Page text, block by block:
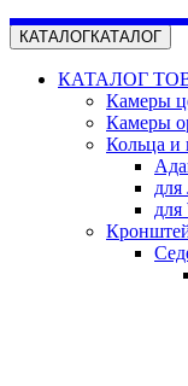
КАТАЛОГКАТАЛОГ
КАТАЛОГ
Камеры
Камеры
Кольца
для